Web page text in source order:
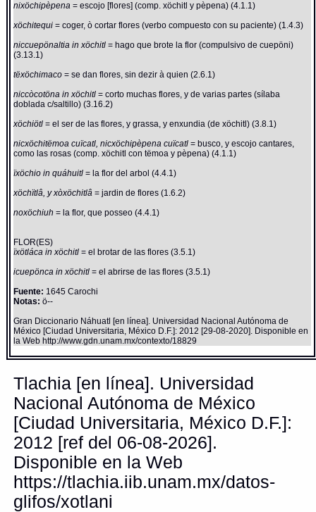
nixöchipèpena= escojo [flores] (comp. xöchitl y pèpena) (4.1.1)
xöchitequi= coger, ò cortar flores (verbo compuesto con su paciente) (1.4.3)
niccuepönaltia in xöchitl= hago que brote la flor (compulsivo de cuepöni)
(3.13.1)
tëxöchimaco= se dan flores, sin dezir à quien (2.6.1)
niccòcotöna in xöchitl= corto muchas flores, y de varias partes (sílaba
doblada c/saltillo) (3.16.2)
xöchiötl= el ser de las flores, y grassa, y enxundia (de xöchitl) (3.8.1)
nicxöchitëmoa cuïcatl, nicxöchipèpena cuïcatl= busco, y escojo cantares,
como las rosas (comp. xöchitl con tëmoa y pèpena) (4.1.1)
ïxöchio in quáhuitl= la flor del arbol (4.4.1)
xöchïtlâ, y xòxöchitlâ= jardin de flores (1.6.2)
noxöchiuh= la flor, que posseo (4.4.1)
FLOR(ES)
ïxötláca in xöchitl= el brotar de las flores (3.5.1)
icuepönca in xöchitl= el abrirse de las flores (3.5.1)
Fuente: 1645 Carochi
Notas: ö--
Gran Diccionario Náhuatl [en línea]. Universidad Nacional Autónoma de
México [Ciudad Universitaria, México D.F.]: 2012 [29-08-2020]. Disponible en
la Web http://www.gdn.unam.mx/contexto/18829
Tlachia [en línea]. Universidad
Nacional Autónoma de México
[Ciudad Universitaria, México D.F.]:
2012 [ref del 06-08-2026].
Disponible en la Web
https://tlachia.iib.unam.mx/datos-
glifos/xotlani